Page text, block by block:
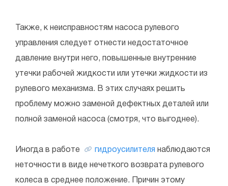
Также, к неисправностям насоса рулевого
управления следует отнести недостаточное
давление внутри него, повышенные внутренние
утечки рабочей жидкости или утечки жидкости из
рулевого механизма. В этих случаях решить
проблему можно заменой дефектных деталей или
полной заменой насоса (смотря, что выгоднее).
Иногда в работе гидроусилителя наблюдаются
неточности в виде нечеткого возврата рулевого
колеса в среднее положение. Причин этому